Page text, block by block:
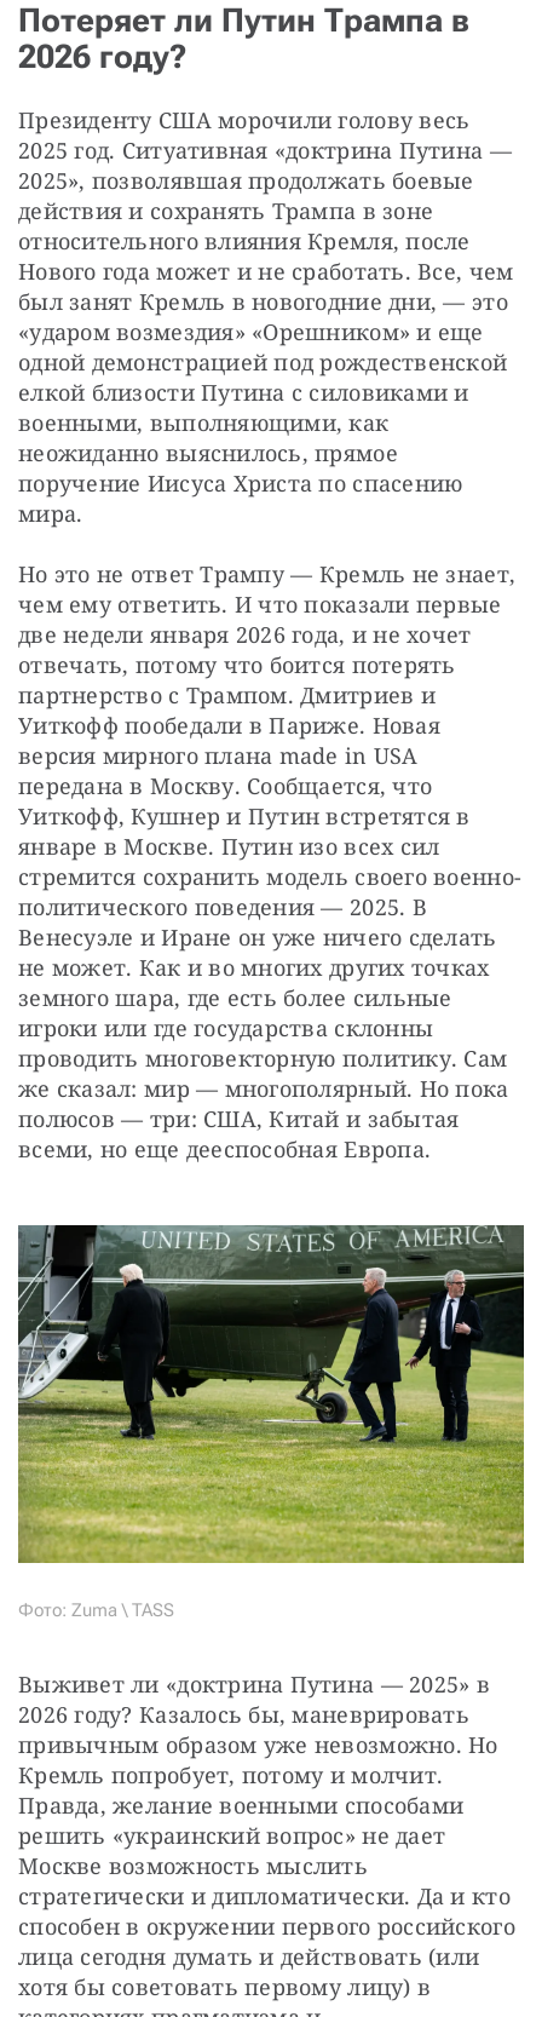
Потеряет ли Путин Трампа в
2026 году?
Президенту США морочили голову весь
2025 год. Ситуативная «доктрина Путина —
2025», позволявшая продолжать боевые
действия и сохранять Трампа в зоне
относительного влияния Кремля, после
Нового года может и не сработать. Все, чем
был занят Кремль в новогодние дни, — это
«ударом возмездия» «Орешником» и еще
одной демонстрацией под рождественской
елкой близости Путина с силовиками и
военными, выполняющими, как
неожиданно выяснилось, прямое
поручение Иисуса Христа по спасению
мира.
Но это не ответ Трампу — Кремль не знает,
чем ему ответить. И что показали первые
две недели января 2026 года, и не хочет
отвечать, потому что боится потерять
партнерство с Трампом. Дмитриев и
Уиткофф пообедали в Париже. Новая
версия мирного плана made in USA
передана в Москву. Сообщается, что
Уиткофф, Кушнер и Путин встретятся в
январе в Москве. Путин изо всех сил
стремится сохранить модель своего военно-
политического поведения — 2025. В
Венесуэле и Иране он уже ничего сделать
не может. Как и во многих других точках
земного шара, где есть более сильные
игроки или где государства склонны
проводить многовекторную политику. Сам
же сказал: мир — многополярный. Но пока
полюсов — три: США, Китай и забытая
всеми, но еще дееспособная Европа.
Фото: Zuma \ TASS
Выживет ли «доктрина Путина — 2025» в
2026 году? Казалось бы, маневрировать
привычным образом уже невозможно. Но
Кремль попробует, потому и молчит.
Правда, желание военными способами
решить «украинский вопрос» не дает
Москве возможность мыслить
стратегически и дипломатически. Да и кто
способен в окружении первого российского
лица сегодня думать и действовать (или
хотя бы советовать первому лицу) в